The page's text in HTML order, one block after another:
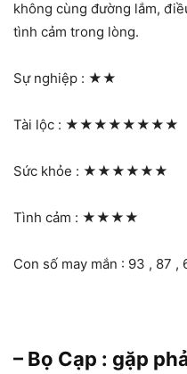
không cùng đường lắm,
tình cảm trong lòng.
Sự nghiệp : ★★
Tài lộc : ★★★★★★★★
Sức khỏe : ★★★★★★
Tình cảm : ★★★★
Con số may mắn : 93 , 87 ,
– Bọ Cạp : gặp